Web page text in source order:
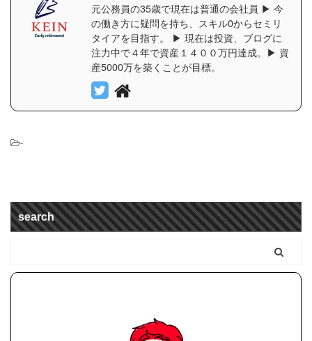
元公務員の35歳で現在は普通の会社員 ▶︎ 今
の働き方に疑問を持ち、スキル0からセミリ
タイアを目指す。 ▶︎ 現在は投資、ブログに
注力中で４年で資産１４００万円達成。▶︎ 資
産5000万を築くことが目標。
-
search